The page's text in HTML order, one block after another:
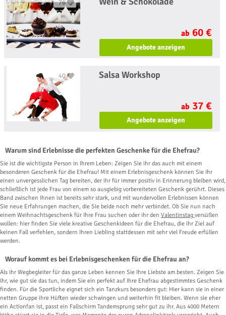
76
ab 60 €
Angebote anzeigen
40 Salsa Workshop
ab 37 €
Angebote anzeigen
Warum sind Erlebnisse die perfekten Geschenke für die Ehefrau?
Sie ist die wichtigste Person in Ihrem Leben: Zeigen Sie ihr das auch mit einem
besonderen Geschenk für die Ehefrau! Mit einem Erlebnisgeschenk können Sie Ihr
einen unvergesslichen Tag bereiten, der ihr für immer positiv in Erinnerung bleiben wird,
schließlich ist jede Frau von einem so ausgiebig vorbereiteten Geschenk gerührt. Dieses
Band zwischen Ihnen ist bereits sehr stark, und mit wundervollen Erlebnissen können
Sie neue Erfahrungen machen, die Sie beide noch mehr verbindet. Ob Sie nun nach
einem Weihnachtsgeschenk für Ihre Frau suchen oder ihr den Valentinstag versüßen
wollen: hier finden Sie viele kreative Geschenkideen für die Ehefrau, die ihr Ziel auf
keinen Fall verfehlen, sondern Ihren Liebling stattdessen mit sehr viel Freude erfüllen
werden.
Worauf kommt es bei Erlebnisgeschenken für die Ehefrau an?
Als ihr Wegbegleiter für das ganze Leben kennen Sie Ihre Liebste am besten. Zeigen Sie
Ihr, wie gut sie das tun, indem Sie ein perfekt auf Ihre Ehefrau abgestimmtes Geschenk
finden. Für die Sportliche eignet sich ein Tanzkurs besonders gut: Hier kann sie in einer
netten Gruppe ihre Hüften wieder schwingen und weiterhin fit bleiben. Wenn sie eher
ein Actionfan ist, passt ein Fallschirm Tandemsprung sehr gut zu ihr. Aus 4000 Metern